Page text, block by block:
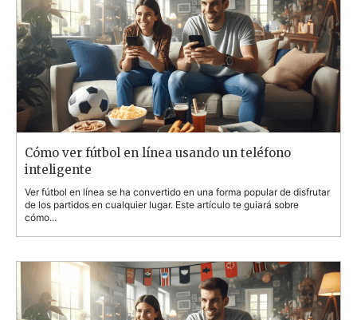
Cómo ver fútbol en línea usando un teléfono
inteligente
Ver fútbol en línea se ha convertido en una forma popular de disfrutar
de los partidos en cualquier lugar. Este artículo te guiará sobre
cómo...